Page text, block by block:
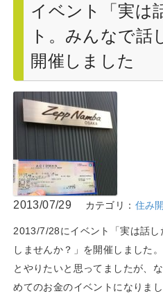
イベント「実は
ト。みんなで話
開催しました
2013/07/29 カテゴリ： 住み
2013/7/28にイベント「実は話
しませんか？」を開催しました
とやりたいと思ってましたが、
めてのお金のイベントになりま